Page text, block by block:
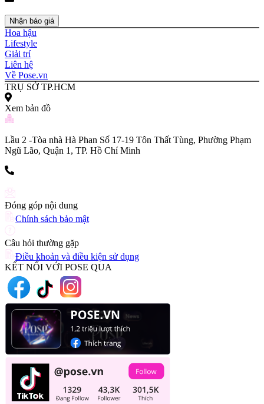
Nhận báo giá
Hoa hậu
Lifestyle
Giải trí
Liên hệ
Về Pose.vn
TRỤ SỞ TP.HCM
Xem bản đồ
Lầu 2 -Tòa nhà Hà Phan Số 17-19 Tôn Thất Tùng, Phường Phạm
Ngũ Lão, Quận 1, TP. Hồ Chí Minh
Đóng góp nội dung
Chính sách bảo mật
Câu hỏi thường gặp
Điều khoản và điều kiện sử dụng
KẾT NỐI VỚI POSE QUA